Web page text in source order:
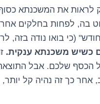
לראות את המשכנתא
בה, לפחות בחלקים
(כי בואו נודה בזה,
כשיש משכנתא ענקית.
הכסף שלכם. אבל
אחר כך זה נהיה קל